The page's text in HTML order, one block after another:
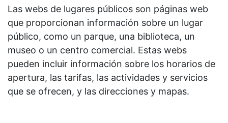
Las webs de lugares públicos son páginas web
que proporcionan información sobre un lugar
público, como un parque, una biblioteca, un
museo o un centro comercial. Estas webs
pueden incluir información sobre los horarios de
apertura, las tarifas, las actividades y servicios
que se ofrecen, y las direcciones y mapas.